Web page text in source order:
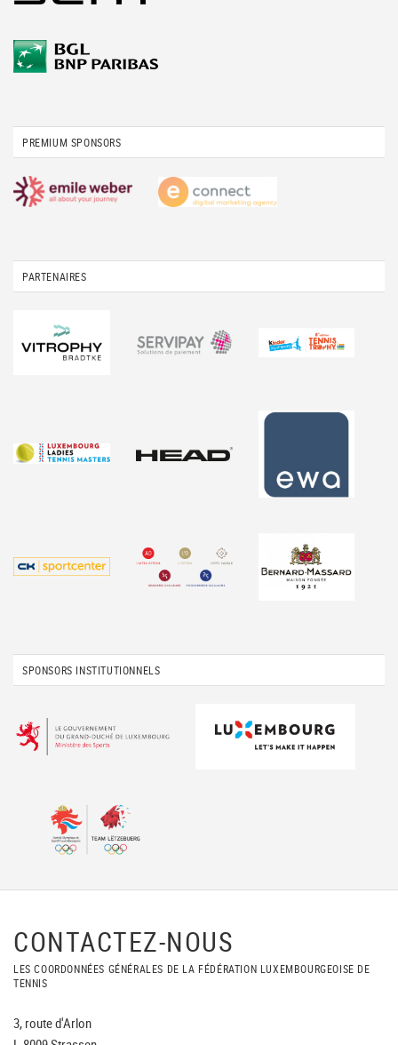
PREMIUM SPONSORS
PARTENAIRES
SPONSORS INSTITUTIONNELS
CONTACTEZ-NOUS
LES COORDONNÉES GÉNÉRALES DE LA FÉDÉRATION LUXEMBOURGEOISE DE
TENNIS
3, route d'Arlon